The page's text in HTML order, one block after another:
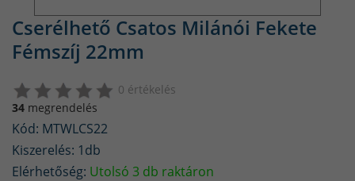
Cserélhető Csatos Milánói Fekete
Fémszíj 22mm
0 értékelés
34 megrendelés
Kód: MTWLCS22
Kiszerelés: 1db
Elérhetőség: Utolsó 3 db raktáron